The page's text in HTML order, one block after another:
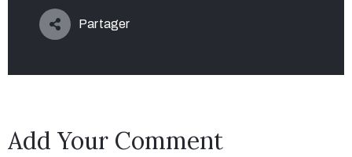
Partager
Add Your Comment